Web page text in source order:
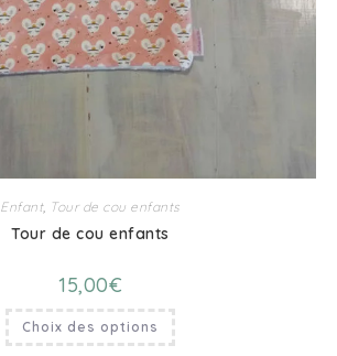
Enfant, Tour de cou enfants
Tour de cou enfants
15,00€
Choix des options